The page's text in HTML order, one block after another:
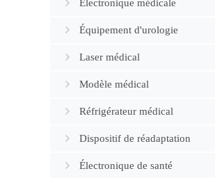
Électronique médicale
Équipement d'urologie
Laser médical
Modèle médical
Réfrigérateur médical
Dispositif de réadaptation
Électronique de santé